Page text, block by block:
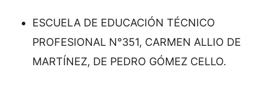
ESCUELA DE EDUCACIÓN TÉCNICO
PROFESIONAL N°351, CARMEN ALLIO DE
MARTÍNEZ, DE PEDRO GÓMEZ CELLO.